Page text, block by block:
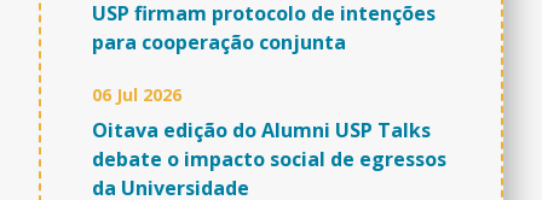
USP firmam protocolo de intenções
para cooperação conjunta
06 Jul 2026
Oitava edição do Alumni USP Talks
debate o impacto social de egressos
da Universidade